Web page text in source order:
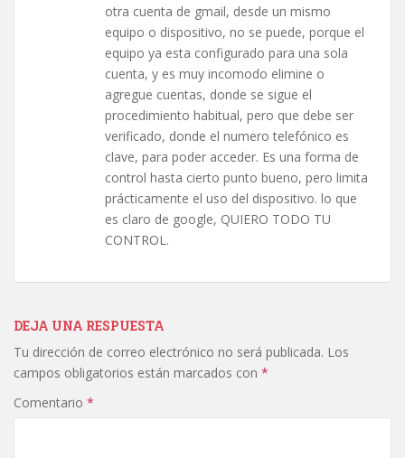
otra cuenta de gmail, desde un mismo
equipo o dispositivo, no se puede, porque el
equipo ya esta configurado para una sola
cuenta, y es muy incomodo elimine o
agregue cuentas, donde se sigue el
procedimiento habitual, pero que debe ser
verificado, donde el numero telefónico es
clave, para poder acceder. Es una forma de
control hasta cierto punto bueno, pero limita
prácticamente el uso del dispositivo. lo que
es claro de google, QUIERO TODO TU
CONTROL.
DEJA UNA RESPUESTA
Tu dirección de correo electrónico no será publicada. Los
campos obligatorios están marcados con *
Comentario *